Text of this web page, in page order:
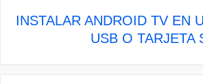
INSTALAR ANDROID TV EN
USB O TARJETA